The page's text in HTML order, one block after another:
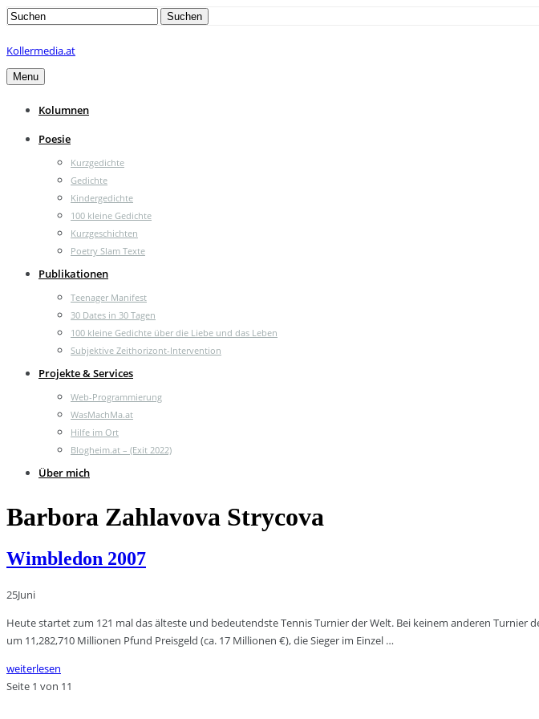
Search
Suchen
Kollermedia.at
Menu
Kolumnen
Poesie
Kurzgedichte
Gedichte
Kindergedichte
100 kleine Gedichte
Kurzgeschichten
Poetry Slam Texte
Publikationen
Teenager Manifest
30 Dates in 30 Tagen
100 kleine Gedichte über die Liebe und das Leben
Subjektive Zeithorizont-Intervention
Projekte & Services
Web-Programmierung
WasMachMa.at
Hilfe im Ort
Blogheim.at – (Exit 2022)
Über mich
Barbora Zahlavova Strycova
Wimbledon 2007
25Juni
Heute startet zum 121 mal das älteste und bedeutendste Tennis Turnier der Welt. Bei keinem anderen
um 11,282,710 Millionen Pfund Preisgeld (ca. 17 Millionen €), die Sieger im Einzel …
weiterlesen
Seite 1 von 11